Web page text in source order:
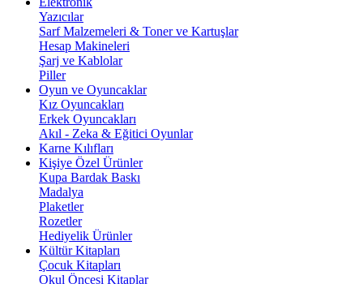
Yazıcılar
Sarf Malzemeleri & Toner ve Kartuşlar
Hesap Makineleri
Şarj ve Kablolar
Piller
Oyun ve Oyuncaklar
Kız Oyuncakları
Erkek Oyuncakları
Akıl - Zeka & Eğitici Oyunlar
Karne Kılıfları
Kişiye Özel Ürünler
Kupa Bardak Baskı
Madalya
Plaketler
Rozetler
Hediyelik Ürünler
Kültür Kitapları
Çocuk Kitapları
Okul Öncesi Kitaplar